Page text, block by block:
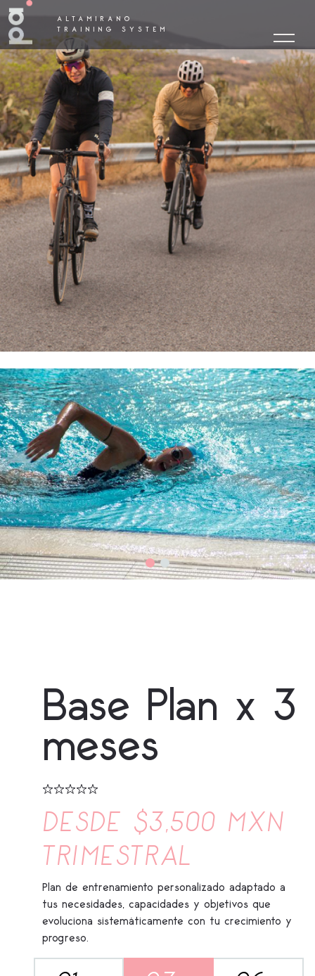
ALTAMIRANO
TRAINING SYSTEM
Base Plan x 3
meses
DESDE $3,500 MXN
TRIMESTRAL
Plan de entrenamiento personalizado adaptado a
tus necesidades, capacidades y objetivos que
evoluciona sistemáticamente con tu crecimiento y
progreso.